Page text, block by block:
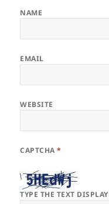
NAME
EMAIL
WEBSITE
CAPTCHA*
TYPE THE TEXT